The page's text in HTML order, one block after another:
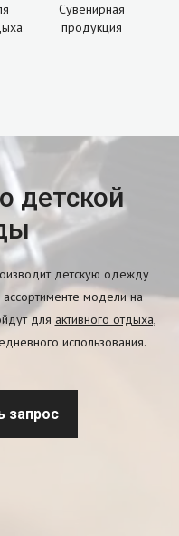
Сувенирная
продукция
детской
детскую одежду
модели на
для активного отдыха,
использования.
запрос